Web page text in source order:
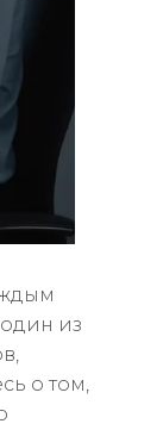
из
о том,